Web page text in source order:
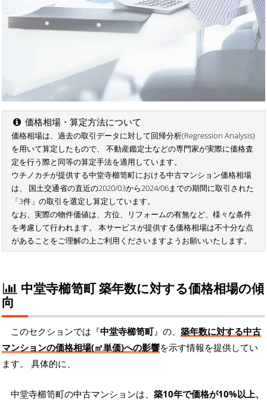
価格相場・算定方法について
価格相場は、過去の取引データに対して回帰分析(Regression Analysis)
を用いて算定したもので、 不動産鑑定士などの専門家が実際に価格査
定を行う際と同等の算定手法を適用しています。
ウチノカチが提供する中堂寺櫛笥町における中古マンション価格相場
は、 国土交通省の直近の2020/03から2024/06までの期間に取引された
「3件」の取引を選定し算定しています。
なお、実際の物件価値は、方位、リフォームの有無など、様々な条件
を考慮して行われます。 本サービスが提供する価格相場は不十分な点
があることをご理解の上ご利用くださいますようお願いいたします。
中堂寺櫛笥町 築年数に対する価格相場の傾
向
このセクションでは『中堂寺櫛笥町』の、 築年数に対する中古
マンションの価格相場(㎡単価)への影響を示す情報を提供してい
ます。 具体的に、
中堂寺櫛笥町の中古マンションは、 築10年で価格が10%以上、